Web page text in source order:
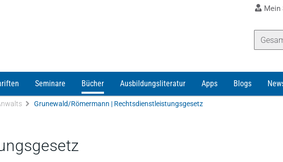
Mein
Seminare Bücher Ausbildungsliteratur Apps Blogs
Grunewald/Römermann | Rechtsdienstleistungsgesetz